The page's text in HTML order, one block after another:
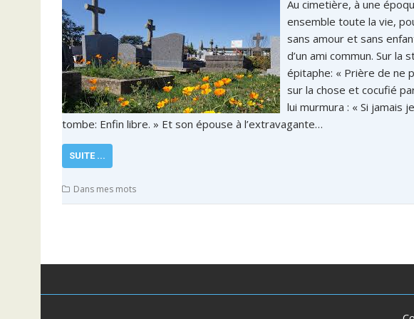
Au cimetière, à une
ensemble toute la vie,
sans amour et sans
d’un ami commun. Sur la
épitaphe: « Prière de ne
sur la chose et cocufié
lui murmura : « Si jamais
tombe: Enfin libre. » Et son épouse à l’extravagante…
SUITE ...
Dans mes mots